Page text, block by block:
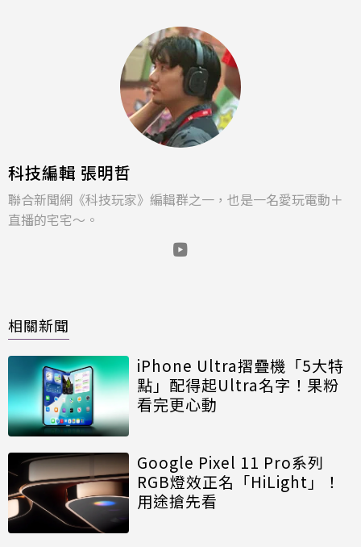
科技編輯 張明哲
聯合新聞網《科技玩家》編輯群之一，也是一名愛玩電動＋
直播的宅宅～。
相關新聞
iPhone Ultra摺疊機「5大特
點」配得起Ultra名字！果粉
看完更心動
Google Pixel 11 Pro系列
RGB燈效正名「HiLight」！
用途搶先看